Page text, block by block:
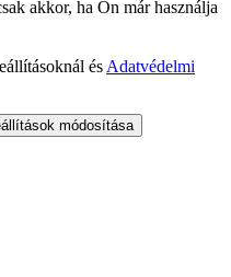
akkor, ha Ön már használja
és Adatvédelmi
módosítása